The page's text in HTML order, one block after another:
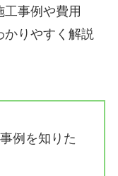
事例や費用
りやすく解説
例を知りた